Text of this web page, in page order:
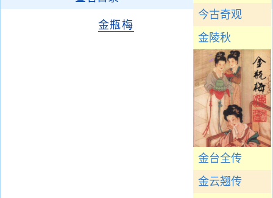
今古奇观
金陵秋
金台全传
金云翘传
金瓶梅